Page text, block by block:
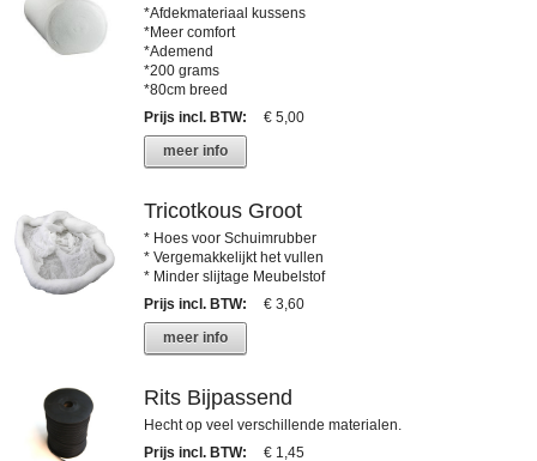
*Afdekmateriaal kussens
*Meer comfort
*Ademend
*200 grams
*80cm breed
Prijs incl. BTW:
€ 5,00
meer info
Tricotkous Groot
* Hoes voor Schuimrubber
* Vergemakkelijkt het vullen
* Minder slijtage Meubelstof
Prijs incl. BTW:
€ 3,60
meer info
Rits Bijpassend
Hecht op veel verschillende materialen.
Prijs incl. BTW: € 1,45